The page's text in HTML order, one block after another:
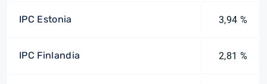
IPC Estonia 3,94 %
IPC Finlandia 2,81 %